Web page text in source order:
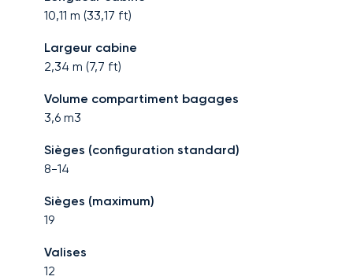
10,11 m (33,17 ft)
Largeur cabine
2,34 m (7,7 ft)
Volume compartiment bagages
3,6 m3
Sièges (configuration standard)
8-14
Sièges (maximum)
19
Valises
12